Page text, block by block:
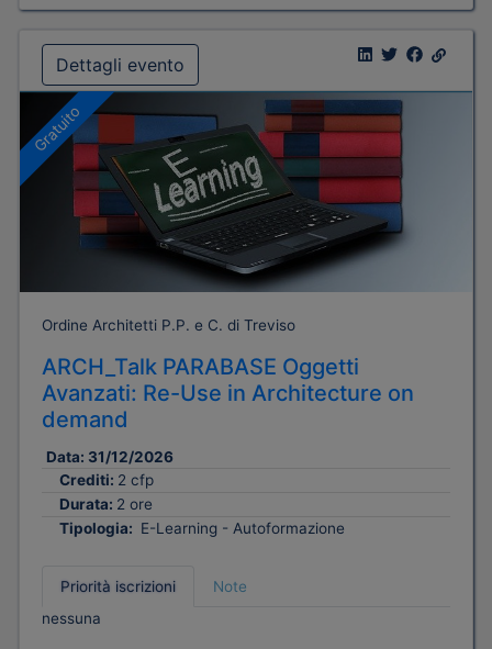
Dettagli evento
Gratuito
Ordine Architetti P.P. e C. di Treviso
ARCH_Talk PARABASE Oggetti
Avanzati: Re-Use in Architecture on
demand
Data: 31/12/2026
Crediti: 2 cfp
Durata: 2 ore
Tipologia: E-Learning - Autoformazione
Priorità iscrizioni
Note
nessuna